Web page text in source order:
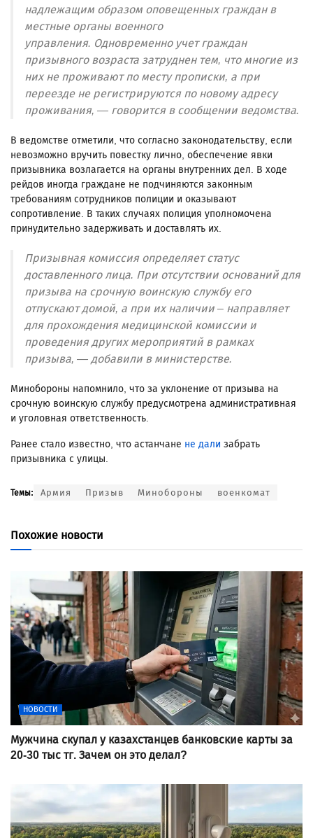
надлежащим образом оповещенных граждан в
местные органы военного
управления. Одновременно учет граждан
призывного возраста затруднен тем, что многие из
них не проживают по месту прописки, а при
переезде не регистрируются по новому адресу
проживания, — говорится в сообщении ведомства.
В ведомстве отметили, что согласно законодательству, если
невозможно вручить повестку лично, обеспечение явки
призывника возлагается на органы внутренних дел. В ходе
рейдов иногда граждане не подчиняются законным
требованиям сотрудников полиции и оказывают
сопротивление. В таких случаях полиция уполномочена
принудительно задерживать и доставлять их.
Призывная комиссия определяет статус
доставленного лица. При отсутствии оснований для
призыва на срочную воинскую службу его
отпускают домой, а при их наличии – направляет
для прохождения медицинской комиссии и
проведения других мероприятий в рамках
призыва, — добавили в министерстве.
Минобороны напомнило, что за уклонение от призыва на
срочную воинскую службу предусмотрена административная
и уголовная ответственность.
Ранее стало известно, что астанчане не дали забрать
призывника с улицы.
Темы: Армия Призыв Минобороны военкомат
Похожие новости
НОВОСТИ
Мужчина скупал у казахстанцев банковские карты за
20-30 тыс тг. Зачем он это делал?